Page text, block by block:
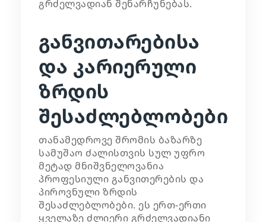
გრძელვადიან შენარჩუნებას.
განვითარებისა
და კარიერული
ზრდის
შესაძლებლობები
თანამედროვე შრომის ბაზარზე
სამუშაო ძალისთვის სულ უფრო
მეტად მნიშვნელოვანია
პროფესიული განვითერების და
პიროვნული ზრდის
შესაძლებლობები. ეს ერთ-ერთი
ყველაზე ძლიერი გრძელვადიანი